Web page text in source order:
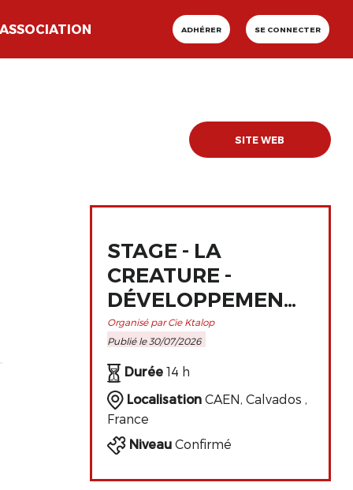
ASSOCIATION ADHÉRER SE CONNECTER
SITE WEB
STAGE - LA
CREATURE -
DÉVELOPPEMENT
ET
PERFECTIONNEMENT
DE L'ART
CLOWNESQUE
Organisé par Cie Ktalop
Publié le 30/07/2026
Durée14 h
LocalisationCAEN, Calvados ,
France
NiveauConfirmé